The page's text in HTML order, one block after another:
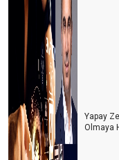
Yapay
Olmaya